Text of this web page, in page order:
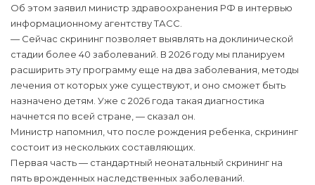
Об этом заявил министр здравоохранения РФ в интервью
информационному агентству ТАСС.
— Сейчас скрининг позволяет выявлять на доклинической
стадии более 40 заболеваний. В 2026 году мы планируем
расширить эту программу еще на два заболевания, методы
лечения от которых уже существуют, и оно сможет быть
назначено детям. Уже с 2026 года такая диагностика
начнется по всей стране, — сказал он.
Министр напомнил, что после рождения ребенка, скрининг
состоит из нескольких составляющих.
Первая часть — стандартный неонатальный скрининг на
пять врожденных наследственных заболеваний.